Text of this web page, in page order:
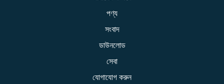
পণ্য
সংবাদ
ডাউনলোড
সেবা
যোগাযোগ করুন